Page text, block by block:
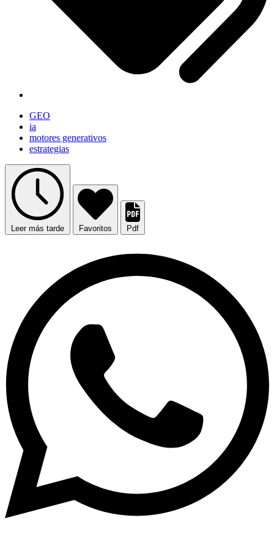
GEO
ia
motores generativos
estrategias
Leer más tarde Favoritos Pdf